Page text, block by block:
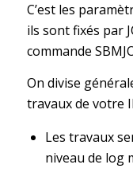
C’est les
ils sont fixés par
commande
On divise
travaux de votre
Les travaux
niveau de log